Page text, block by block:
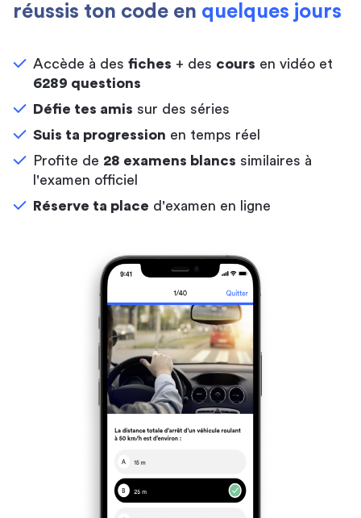
réussis ton code en quelques jours
Accède à des fiches + des cours en vidéo et
6289 questions
Défie tes amis sur des séries
Suis ta progression en temps réel
Profite de 28 examens blancs similaires à
l'examen officiel
Réserve ta place d'examen en ligne